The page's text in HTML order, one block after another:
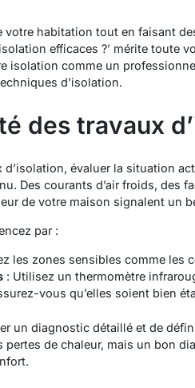
habitation tout en faisant
efficaces ?’ mérite toute
isolation comme un
d’isolation.
des travaux
évaluer la situation
Des courants d’air froids, des
de votre maison signalent un
par :
les zones sensibles comme les
: Utilisez un thermomètre
vous qu’elles soient bien
un diagnostic détaillé et de
pertes de chaleur, mais un bon